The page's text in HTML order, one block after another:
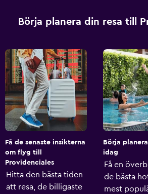
Börja planera din resa till
Få de senaste insikterna
om flyg till
Providenciales
Hitta den bästa tiden
att resa, de billigaste
Börja
idag
Få en
de bästa
mest